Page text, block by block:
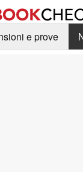
e prove